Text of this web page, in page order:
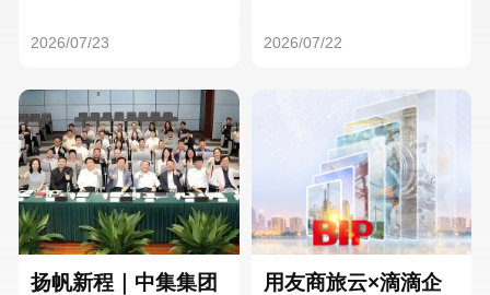
2026/07/23 2026/07/22
扬帆新程｜中集集团
用友商旅云×滴滴企